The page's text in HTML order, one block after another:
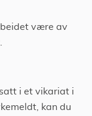
være av
i et vikariat i
kan du